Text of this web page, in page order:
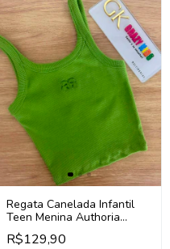
Regata Canelada Infantil
Teen Menina Authoria
R5955 (Verde)
R$129,90